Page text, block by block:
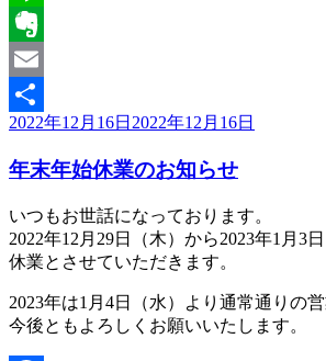
Line
Evernote
Email
共
有
投
日:
2022年12月16日 2022年12月16日
年末年始休業のお知らせ
いつもお世話になっております。
2022年12月29日（木）から2023年1月3
休業とさせていただきます。
2023年は1月4日（水）より通常通りの
今後ともよろしくお願いいたします。